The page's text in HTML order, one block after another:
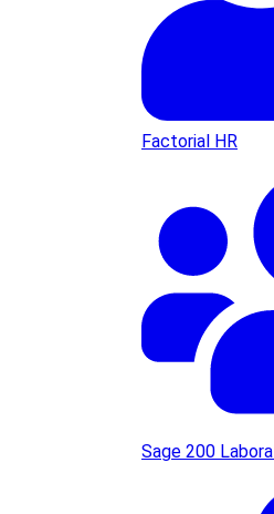
Factorial HR
Sage 200 Laboral